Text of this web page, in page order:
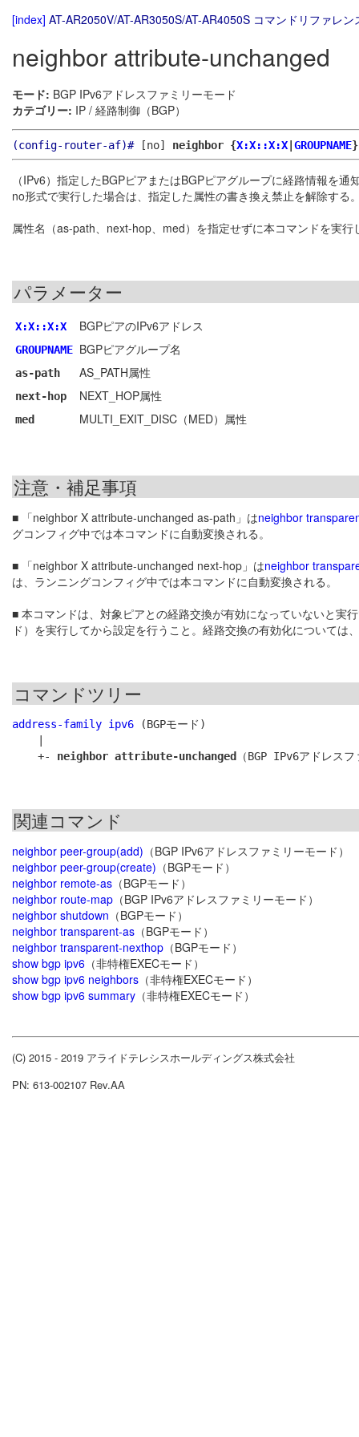
[index] AT-AR2050V/AT-AR3050S/AT-AR4050S コマンドリファレン
neighbor attribute-unchanged
モード: BGP IPv6アドレスファミリーモード
カテゴリー: IP / 経路制御（BGP）
(config-router-af)#[no] neighbor {X:X::X:X GROUPNAME
（IPv6）指定したBGPピアまたはBGPピアグループに経路情報を
no形式で実行した場合は、指定した属性の書き換え禁止を解除する
属性名（as-path、next-hop、med）を指定せずに本コマンドを実
パラメーター
X:X::X:X BGPピアのIPv6アドレス
GROUPNAME BGPピアグループ名
as-path AS_PATH属性
next-hop NEXT_HOP属性
med MULTI_EXIT_DISC（MED）属性
注意・補足事項
■ 「neighbor X attribute-unchanged as-path」はneighbor
グコンフィグ中では本コマンドに自動変換される。
■ 「neighbor X attribute-unchanged next-hop」はneighbor
は、ランニングコンフィグ中では本コマンドに自動変換される。
■ 本コマンドは、対象ピアとの経路交換が有効になっていないと実
ド）を実行してから設定を行うこと。経路交換の有効化については、
コマンドツリー
address-family ipv6 (BGPモード)
    +-
neighbor attribute-unchanged
関連コマンド
neighbor peer-group(add) （BGP IPv6アドレスファミリーモード）
neighbor peer-group(create) （BGPモード）
neighbor remote-as （BGPモード）
neighbor route-map （BGP IPv6アドレスファミリーモード）
neighbor shutdown （BGPモード）
neighbor transparent-as （BGPモード）
neighbor transparent-nexthop （BGPモード）
show bgp ipv6 （非特権EXECモード）
show bgp ipv6 neighbors （非特権EXECモード）
show bgp ipv6 summary （非特権EXECモード）
(C) 2015 - 2019 アライドテレシスホールディングス株式会社
PN: 613-002107 Rev.AA